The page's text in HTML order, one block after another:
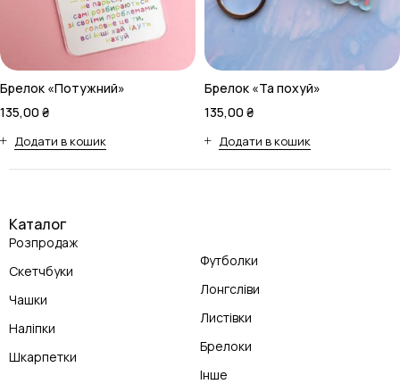
Брелок «Потужний»
135,00 ₴
Додати в кошик
Брелок «Та похуй»
135,00 ₴
Додати в кошик
Футболки
Лонгсліви
Листівки
Брелоки
Інше
Каталог
Розпродаж
Скетчбуки
Чашки
Наліпки
Шкарпетки